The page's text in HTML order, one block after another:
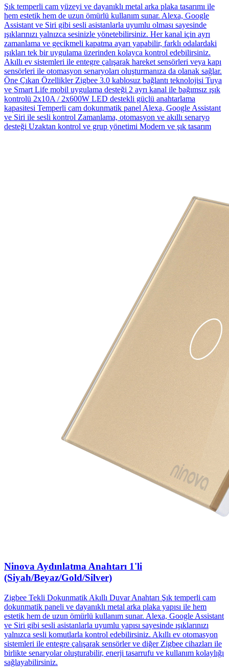
Şık temperli cam yüzeyi ve dayanıklı metal arka plaka tasarımı ile
hem estetik hem de uzun ömürlü kullanım sunar. Alexa, Google
Assistant ve Siri gibi sesli asistanlarla uyumlu olması sayesinde
ışıklarınızı yalnızca sesinizle yönetebilirsiniz. Her kanal için ayrı
zamanlama ve gecikmeli kapatma ayarı yapabilir, farklı odalardaki
ışıkları tek bir uygulama üzerinden kolayca kontrol edebilirsiniz.
Akıllı ev sistemleri ile entegre çalışarak hareket sensörleri veya kapı
sensörleri ile otomasyon senaryoları oluşturmanıza da olanak sağlar.
Öne Çıkan Özellikler Zigbee 3.0 kablosuz bağlantı teknolojisi Tuya
ve Smart Life mobil uygulama desteği 2 ayrı kanal ile bağımsız ışık
kontrolü 2x10A / 2x600W LED destekli güçlü anahtarlama
kapasitesi Temperli cam dokunmatik panel Alexa, Google Assistant
ve Siri ile sesli kontrol Zamanlama, otomasyon ve akıllı senaryo
desteği Uzaktan kontrol ve grup yönetimi Modern ve şık tasarım
Ninova Aydınlatma Anahtarı 1'li
(Siyah/Beyaz/Gold/Silver)
Zigbee Tekli Dokunmatik Akıllı Duvar Anahtarı Şık temperli cam
dokunmatik paneli ve dayanıklı metal arka plaka yapısı ile hem
estetik hem de uzun ömürlü kullanım sunar. Alexa, Google Assistant
ve Siri gibi sesli asistanlarla uyumlu yapısı sayesinde ışıklarınızı
yalnızca sesli komutlarla kontrol edebilirsiniz. Akıllı ev otomasyon
sistemleri ile entegre çalışarak sensörler ve diğer Zigbee cihazları ile
birlikte senaryolar oluşturabilir, enerji tasarrufu ve kullanım kolaylığı
sağlayabilirsiniz.